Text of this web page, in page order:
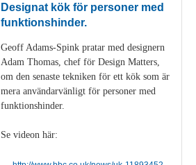
Designat kök för personer med
funktionshinder.
Geoff Adams-Spink pratar med designern
Adam Thomas, chef för Design Matters,
om den senaste tekniken för ett kök som är
mera användarvänligt för personer med
funktionshinder.
Se videon här: